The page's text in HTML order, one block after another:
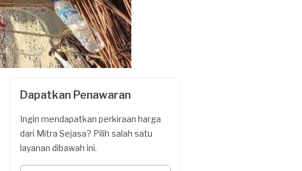
Dapatkan Penawaran
Ingin mendapatkan perkiraan harga
dari Mitra Sejasa? Pilih salah satu
layanan dibawah ini.